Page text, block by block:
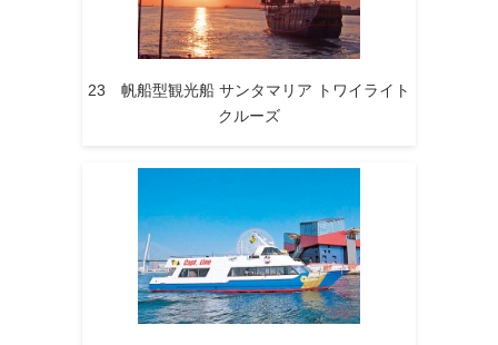
23 帆船型観光船 サンタマリア トワイライト
クルーズ